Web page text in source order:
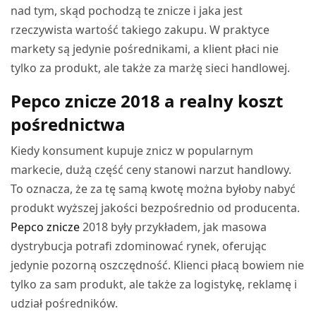
nad tym, skąd pochodzą te znicze i jaka jest
rzeczywista wartość takiego zakupu. W praktyce
markety są jedynie pośrednikami, a klient płaci nie
tylko za produkt, ale także za marżę sieci handlowej.
Pepco znicze 2018 a realny koszt
pośrednictwa
Kiedy konsument kupuje znicz w popularnym
markecie, dużą część ceny stanowi narzut handlowy.
To oznacza, że za tę samą kwotę można byłoby nabyć
produkt wyższej jakości bezpośrednio od producenta.
Pepco znicze2018 były przykładem, jak masowa
dystrybucja potrafi zdominować rynek, oferując
jedynie pozorną oszczędność. Klienci płacą bowiem nie
tylko za sam produkt, ale także za logistykę, reklamę i
udział pośredników.